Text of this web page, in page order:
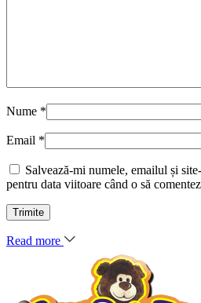
Nume *
Email *
Salvează-mi numele, emailul și
pentru data viitoare când o să
Read more